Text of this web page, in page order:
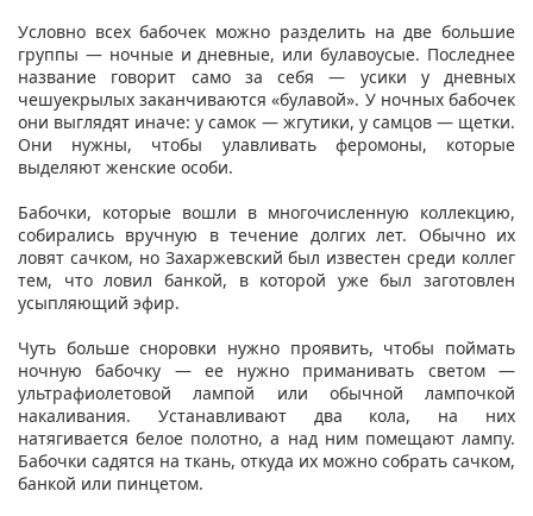
Условно всех бабочек можно разделить на две большие
группы — ночные и дневные, или булавоусые. Последнее
название говорит само за себя — усики у дневных
чешуекрылых заканчиваются «булавой». У ночных бабочек
они выглядят иначе: у самок — жгутики, у самцов — щетки.
Они нужны, чтобы улавливать феромоны, которые
выделяют женские особи.
Бабочки, которые вошли в многочисленную коллекцию,
собирались вручную в течение долгих лет. Обычно их
ловят сачком, но Захаржевский был известен среди коллег
тем, что ловил банкой, в которой уже был заготовлен
усыпляющий эфир.
Чуть больше сноровки нужно проявить, чтобы поймать
ночную бабочку — ее нужно приманивать светом —
ультрафиолетовой лампой или обычной лампочкой
накаливания. Устанавливают два кола, на них
натягивается белое полотно, а над ним помещают лампу.
Бабочки садятся на ткань, откуда их можно собрать сачком,
банкой или пинцетом.